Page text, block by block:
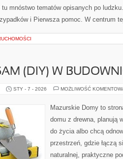
mnóstwo tematów opisanych po
i Pierwsza pomoc. W centrum
(DIY) W
STY - 7 - 2026 MOŻLIWOŚĆ
Mazurskie Domy to
domu z drewna, planują
do życia albo chcą
przestrzeń, gdzie łączą
naturalnej, praktyczne